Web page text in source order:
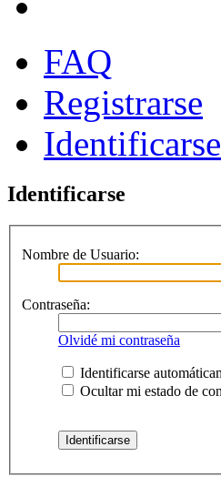
FAQ
Registrarse
Identificarse
Identificarse
Nombre de Usuario:
Contraseña:
Olvidé mi contraseña
Identificarse
Ocultar mi estado de